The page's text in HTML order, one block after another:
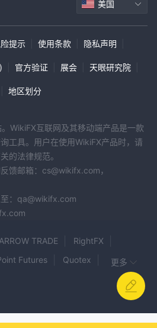
美国
提示 使用条款 隐私声明
官方验证 展会 天眼研究院
地区划分
WikiFX互联网及其移动端产品是一款
工具。用户在使用WikiFX产品时，请
的法律规范。
馈邮箱：cs@wikifx.com，
：qa@wikifx.com
ARROW TRADE
RightFX
Futures
Quotex
ORION
更多